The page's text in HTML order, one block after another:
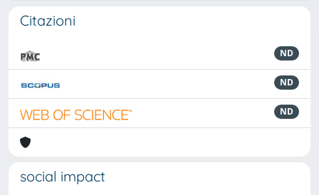
Citazioni
ND
ND
ND
social impact